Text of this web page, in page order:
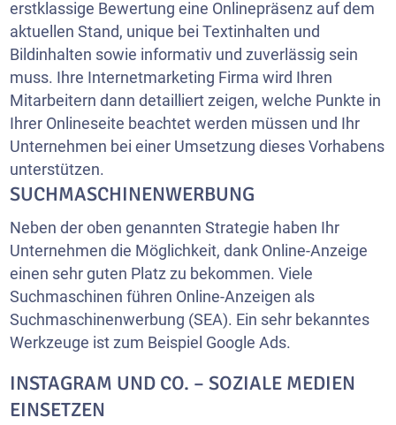
erstklassige Bewertung eine Onlinepräsenz auf dem
aktuellen Stand, unique bei Textinhalten und
Bildinhalten sowie informativ und zuverlässig sein
muss. Ihre Internetmarketing Firma wird Ihren
Mitarbeitern dann detailliert zeigen, welche Punkte in
Ihrer Onlineseite beachtet werden müssen und Ihr
Unternehmen bei einer Umsetzung dieses Vorhabens
unterstützen.
SUCHMASCHINENWERBUNG
Neben der oben genannten Strategie haben Ihr
Unternehmen die Möglichkeit, dank Online-Anzeige
einen sehr guten Platz zu bekommen. Viele
Suchmaschinen führen Online-Anzeigen als
Suchmaschinenwerbung (SEA). Ein sehr bekanntes
Werkzeuge ist zum Beispiel Google Ads.
INSTAGRAM UND CO. – SOZIALE MEDIEN
EINSETZEN